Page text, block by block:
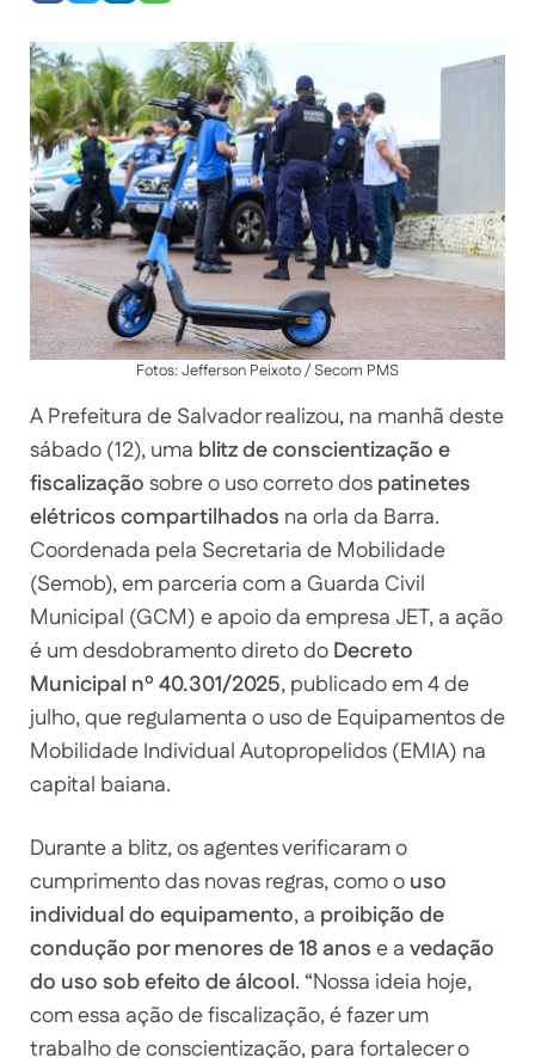
Fotos: Jefferson Peixoto / Secom PMS
A Prefeitura de Salvador realizou, na manhã deste
sábado (12), uma blitz de conscientização e
fiscalizaçãosobre o uso correto dospatinetes
elétricos compartilhados na orla da Barra.
Coordenada pela Secretaria de Mobilidade
(Semob), em parceria com a Guarda Civil
Municipal (GCM) e apoio da empresa JET, a ação
é um desdobramento direto doDecreto
Municipal nº 40.301/2025, publicado em 4 de
julho, que regulamenta o uso de Equipamentos de
Mobilidade Individual Autopropelidos (EMIA) na
capital baiana.
Durante a blitz, os agentes verificaram o
cumprimento das novas regras, como ouso
individual do equipamento, a proibição de
condução por menores de 18 anose avedação
do uso sob efeito de álcool. “Nossa ideia hoje,
com essa ação de fiscalização, é fazer um
trabalho de conscientização, para fortalecer o